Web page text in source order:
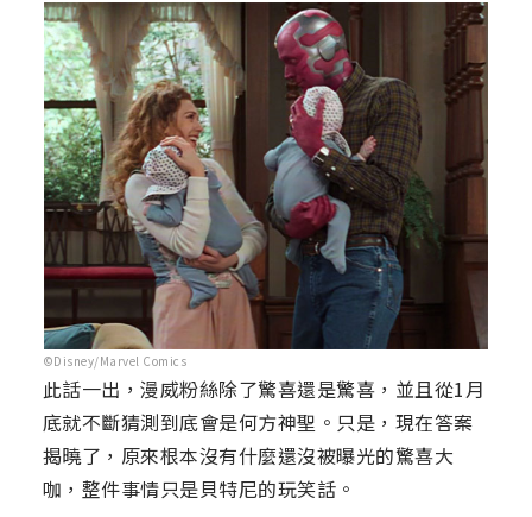
©Disney/Marvel Comics
此話一出，漫威粉絲除了驚喜還是驚喜，並且從1月
底就不斷猜測到底會是何方神聖。只是，現在答案
揭曉了，原來根本沒有什麼還沒被曝光的驚喜大
咖，整件事情只是貝特尼的玩笑話。